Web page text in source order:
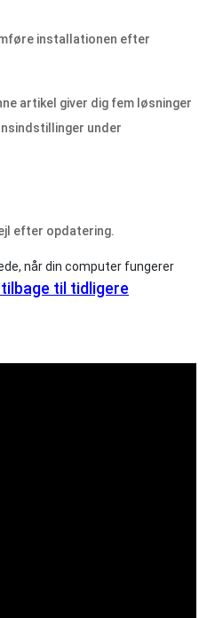
installationen efter
artikel giver dig fem løsninger
under
efter opdatering.
når din computer fungerer
til tidligere